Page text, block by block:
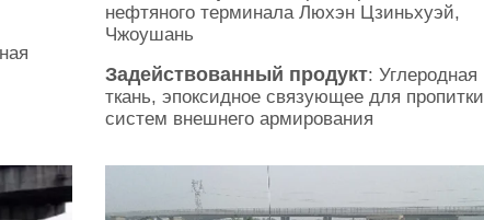
нефтяного терминала Люхэн Цзиньхуэй,
Чжоушань
Задействованный продукт: Углеродная
ткань, эпоксидное связующее для пропитки
систем внешнего армирования